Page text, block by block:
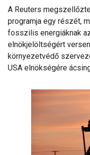
A Reuters
programja egy részét,
fosszilis energiáknak
elnökjelöltségért
környezetvédő
USA elnökségére